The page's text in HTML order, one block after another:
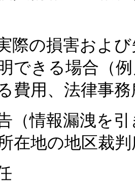
際の損害およ
できる場合（
費用、法律事
（情報漏洩を
在地の地区裁